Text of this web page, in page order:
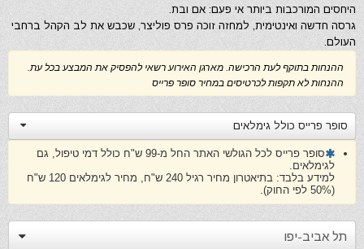
היחסים המורכבות ביותר אי פעם: אם ובת.
גרסה חדשה ואינטימית, למחזה זוכה פרס פוליצר, שכבש את לב הקהל ברחבי
העולם.
ההנחות בתוקף לעת הרכישה. מארגן האירוע רשאי להפסיק את המבצע בכל עת.
ההנחות לא תקפות לכרטיסים במחיר סופר פרייס
סופר פרייס כולל גימלאים
סופר פרייס לכל הגולשי האתר החל מ-99 ש"ח כולל דמי טיפול, גם
לגימלאים.
למידע בלבד: בתיאטרון מחיר רגיל 240 ש"ח, מחיר לגימלאים 120 ש"ח
(50% לפי החוק).
תל אביב-יפו